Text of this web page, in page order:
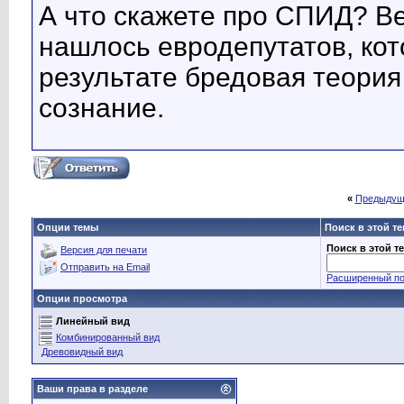
А что скажете про СПИД?
нашлось евродепутатов,
результате бредовая
сознание.
«
Опции темы Поиск в этой
Версия для печати
Отправить на Email
Поиск в этой
Расширенный
Опции просмотра
Линейный вид
Комбинированный вид
Древовидный вид
Ваши права в разделе